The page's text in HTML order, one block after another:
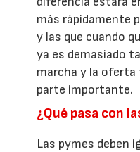
más rápidamente
y las que cuando
ya es demasiado
marcha y la oferta
parte importante.
¿Qué pasa con
Las pymes deben